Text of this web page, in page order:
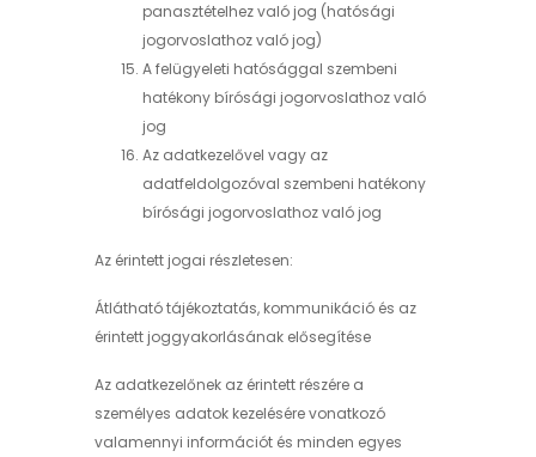
panasztételhez való jog (hatósági
jogorvoslathoz való jog)
A felügyeleti hatósággal szembeni
hatékony bírósági jogorvoslathoz való
jog
Az adatkezelővel vagy az
adatfeldolgozóval szembeni hatékony
bírósági jogorvoslathoz való jog
Az érintett jogai részletesen:
Átlátható tájékoztatás, kommunikáció és az
érintett joggyakorlásának elősegítése
Az adatkezelőnek az érintett részére a
személyes adatok kezelésére vonatkozó
valamennyi információt és minden egyes